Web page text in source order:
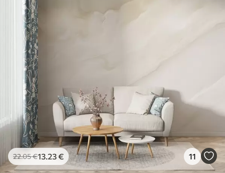
Standard
45.0027
Premium
56.6734
Vinil Premium
65.0039 .00€/m²
Peel and Stick
81.6749.00€/m²
22.05€13 .23€ 11